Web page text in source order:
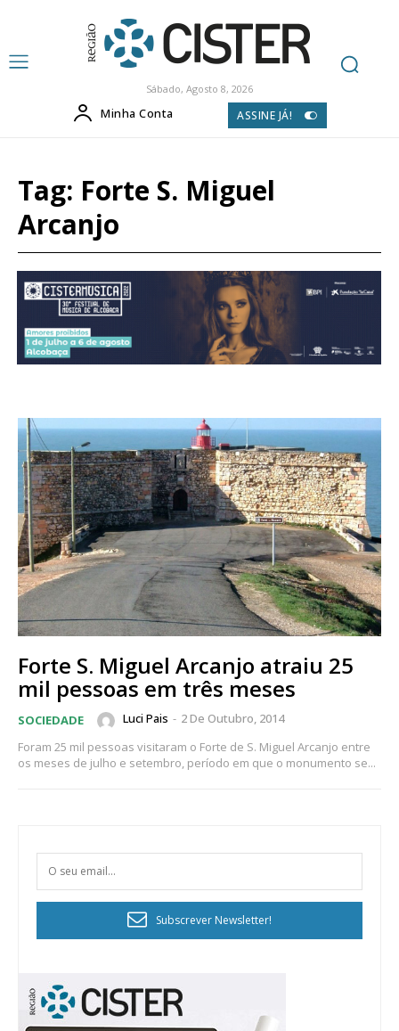
Sábado, Agosto 8, 2026
Minha Conta ASSINE JÁ!
Tag: Forte S. Miguel
Arcanjo
Forte S. Miguel Arcanjo atraiu 25
mil pessoas em três meses
SOCIEDADE Luci Pais - 2 De Outubro, 2014
Foram 25 mil pessoas visitaram o Forte de S. Miguel Arcanjo entre
os meses de julho e setembro, período em que o monumento se...
Subscrever Newsletter!